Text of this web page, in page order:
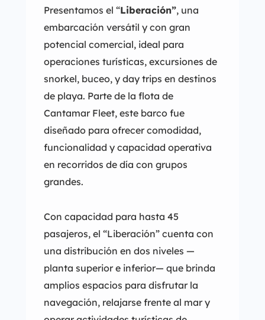
Presentamos el “Liberación”, una
embarcación versátil y con gran
potencial comercial, ideal para
operaciones turísticas, excursiones de
snorkel, buceo, y day trips en destinos
de playa. Parte de la flota de
Cantamar Fleet, este barco fue
diseñado para ofrecer comodidad,
funcionalidad y capacidad operativa
en recorridos de día con grupos
grandes.
Con capacidad para hasta 45
pasajeros, el “Liberación” cuenta con
una distribución en dos niveles —
planta superior e inferior— que brinda
amplios espacios para disfrutar la
navegación, relajarse frente al mar y